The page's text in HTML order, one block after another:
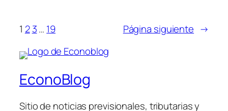
1 2 3… 19 Página siguiente →
EconoBlog
Sitio de noticias previsionales, tributarias y